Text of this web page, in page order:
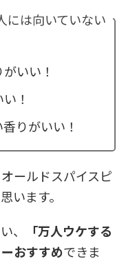
には向いていない
いい！
！
りがいい！
ールドスパイスピ
います。
、
「万人ウケする
おすすめできま